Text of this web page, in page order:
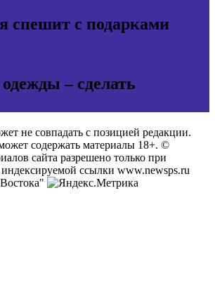
спешит с подарками
– сделать
не совпадать с позицией редакции.
содержать материалы 18+. ©
сайта разрешено только при
ссылки www.newsps.ru